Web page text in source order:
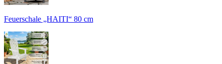
Feuerschale „HAITI“ 80 cm